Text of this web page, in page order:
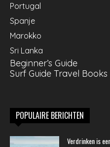
Portugal
Spanje
Marokko
Sri Lanka
Beginner’s Guide
Surf Guide Travel Books
POPULAIRE BERICHTEN
Verdrinken is